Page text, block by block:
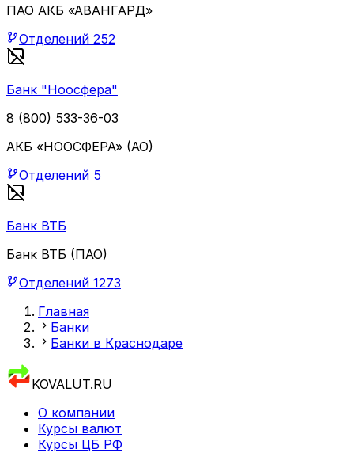
ПАО АКБ «АВАНГАРД»
Отделений 252
Банк "Ноосфера"
8 (800) 533-36-03
АКБ «НООСФЕРА» (АО)
Отделений 5
Банк ВТБ
Банк ВТБ (ПАО)
Отделений 1273
Главная
Банки
Банки в Краснодаре
KOVALUT.RU
О компании
Курсы валют
Курсы ЦБ РФ